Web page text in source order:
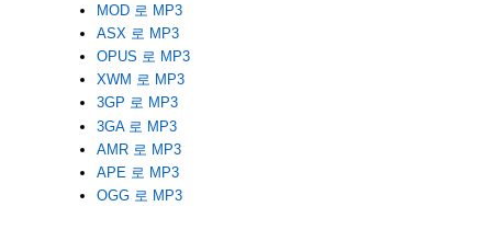
MOD 로 MP3
ASX 로 MP3
OPUS 로 MP3
XWM 로 MP3
3GP 로 MP3
3GA 로 MP3
AMR 로 MP3
APE 로 MP3
OGG 로 MP3